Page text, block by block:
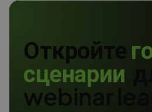
Откройте г
сценарии
webinar